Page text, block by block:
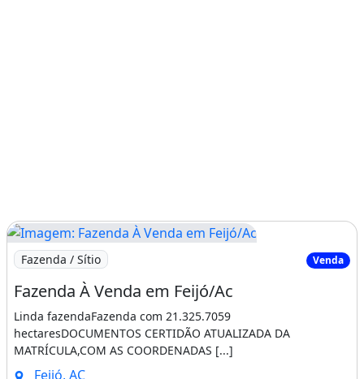
Imagem: Fazenda À Venda em Feijó/Ac
Fazenda / Sítio Venda
Fazenda À Venda em Feijó/Ac
Linda fazendaFazenda com 21.325.7059
hectaresDOCUMENTOS CERTIDÃO ATUALIZADA DA
MATRÍCULA,COM AS COORDENADAS [...]
Feijó, AC